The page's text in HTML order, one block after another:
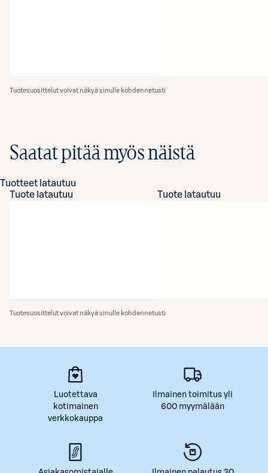
Tuotesuosittelut voivat näkyä sinulle kohdennetusti
Saatat pitää myös näistä
Tuotteet latautuu
Tuote latautuu
Tuote latautuu
Tuotesuosittelut voivat näkyä sinulle kohdennetusti
Luotettava
kotimainen
verkkokauppa
Ilmainen toimitus yli
600 myymälään